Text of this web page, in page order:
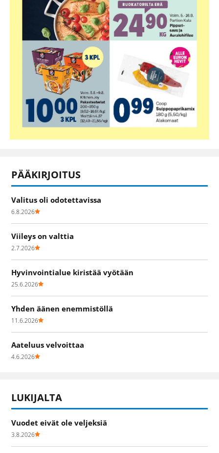
PÄÄKIRJOITUS
Valitus oli odotettavissa
6.8.2026
Viileys on valttia
2.7.2026
Hyvinvointialue kiristää vyötään
25.6.2026
Yhden äänen enemmistöllä
11.6.2026
Aateluus velvoittaa
4.6.2026
LUKIJALTA
Vuodet eivät ole veljeksiä
3.8.2026